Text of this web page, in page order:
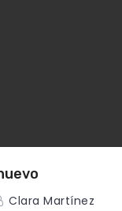
Clara Martínez